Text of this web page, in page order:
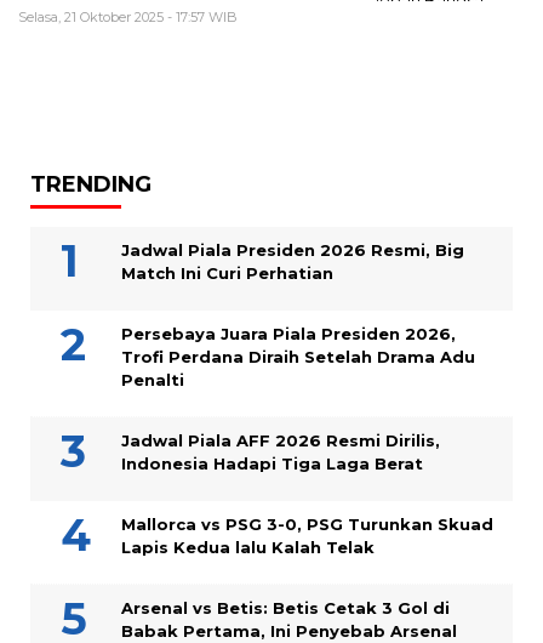
Selasa, 21 Oktober 2025 - 17:57 WIB
TRENDING
Jadwal Piala Presiden 2026 Resmi, Big
Match Ini Curi Perhatian
Persebaya Juara Piala Presiden 2026,
Trofi Perdana Diraih Setelah Drama Adu
Penalti
Jadwal Piala AFF 2026 Resmi Dirilis,
Indonesia Hadapi Tiga Laga Berat
Mallorca vs PSG 3-0, PSG Turunkan Skuad
Lapis Kedua lalu Kalah Telak
Arsenal vs Betis: Betis Cetak 3 Gol di
Babak Pertama, Ini Penyebab Arsenal